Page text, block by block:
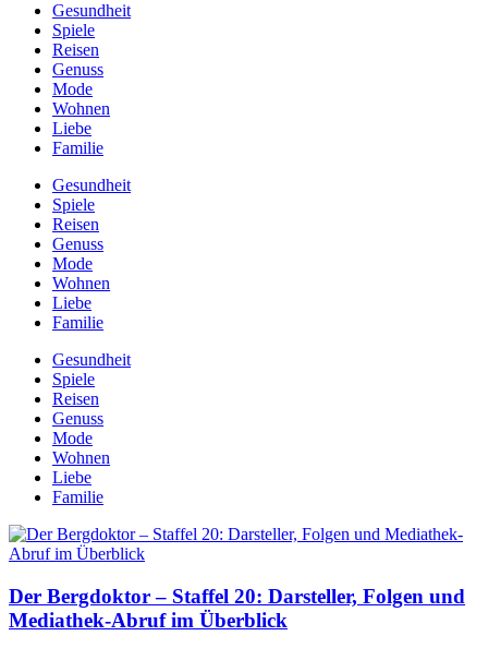
Gesundheit
Spiele
Reisen
Genuss
Mode
Wohnen
Liebe
Familie
Gesundheit
Spiele
Reisen
Genuss
Mode
Wohnen
Liebe
Familie
Gesundheit
Spiele
Reisen
Genuss
Mode
Wohnen
Liebe
Familie
Der Bergdoktor – Staffel 20: Darsteller, Folgen und
Mediathek-Abruf im Überblick